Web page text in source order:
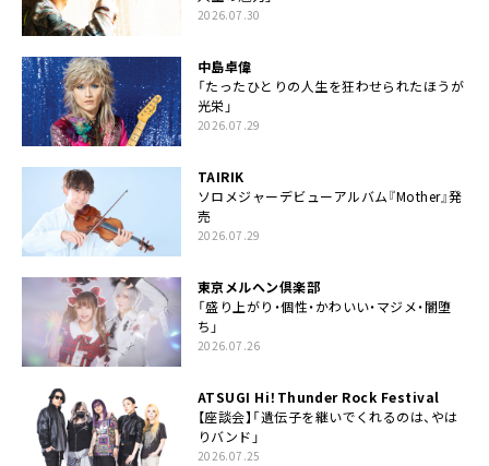
2026.07.30
中島卓偉
「たったひとりの人生を狂わせられたほうが
光栄」
2026.07.29
TAIRIK
ソロメジャーデビューアルバム『Mother』発
売
2026.07.29
東京メルヘン倶楽部
「盛り上がり・個性・かわいい・マジメ・闇堕
ち」
2026.07.26
ATSUGI Hi！Thunder Rock Festival
【座談会】「遺伝子を継いでくれるのは、やは
りバンド」
2026.07.25